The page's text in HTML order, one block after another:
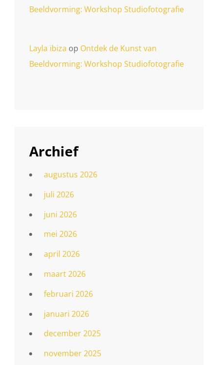
Beeldvorming: Workshop Studiofotografie
Layla ibiza op Ontdek de Kunst van
Beeldvorming: Workshop Studiofotografie
Archief
augustus 2026
juli 2026
juni 2026
mei 2026
april 2026
maart 2026
februari 2026
januari 2026
december 2025
november 2025